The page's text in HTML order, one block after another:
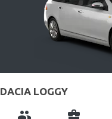
DACIA LOGGY
group business_center